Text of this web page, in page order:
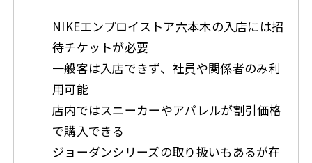
NIKEエンプロイストア六本木の入店には招
待チケットが必要
一般客は入店できず、社員や関係者のみ利
用可能
店内ではスニーカーやアパレルが割引価格
で購入できる
ジョーダンシリーズの取り扱いもあるが在